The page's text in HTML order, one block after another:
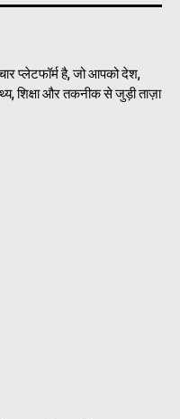
प्लेटफॉर्म है, जो आपको देश,
शिक्षा और तकनीक से जुड़ी ताज़ा